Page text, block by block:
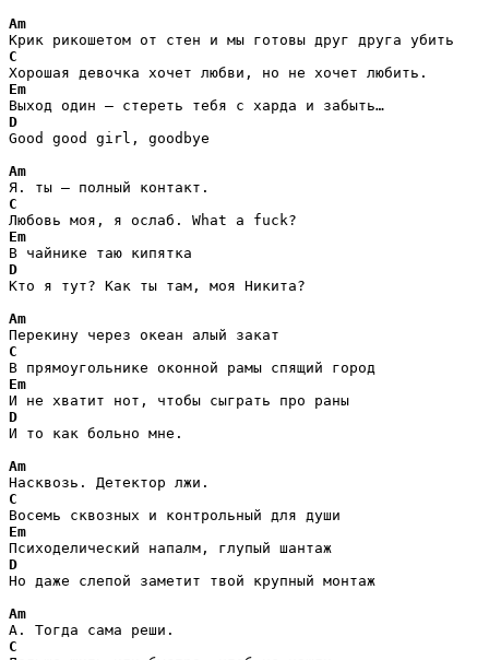
Am
C
Em
D
Good good girl, goodbye
Am
C
Em
D
Кто я тут? Как ты там, моя Никита?
Am
C
Em
D
И то как больно мне.
Am
C
Em
D
Но даже слепой заметит твой крупный монтаж
Am
C